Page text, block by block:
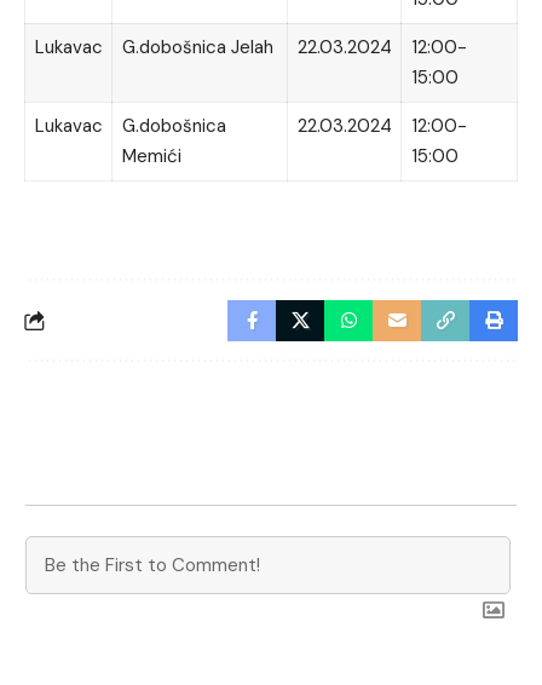
Lukavac
G.dobošnica Jelah 22.03.2024
12:00-
15:00
Lukavac
G.dobošnica
Memići
22.03.2024
12:00-
15:00